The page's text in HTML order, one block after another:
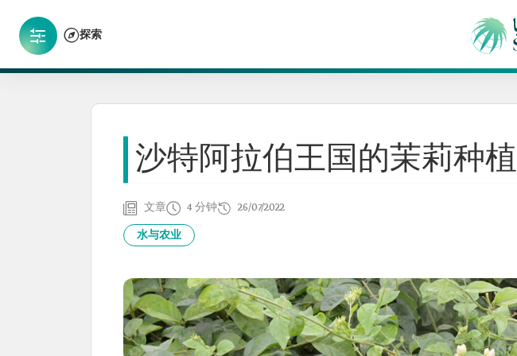
探索
沙特阿拉伯王国的茉莉种植
文章 4 分钟 26/07/2022
水与农业